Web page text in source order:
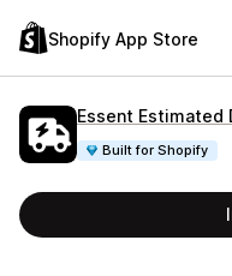
Shopify App Store
Essent Estimated
Built for Shopify